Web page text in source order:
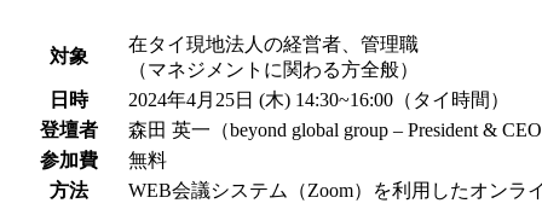
対象
在タイ現地法人の経営者、管理職
（マネジメントに関わる方全般）
日時
2024年4月25日 (木) 14:30~16:00（タイ時間）
登壇者
森田 英一（beyond global group – President &
参加費
無料
方法
WEB会議システム（Zoom）を利用したオンラ